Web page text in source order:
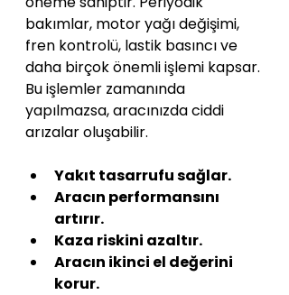
bakımlar, motor yağı değişimi,
fren kontrolü, lastik basıncı ve
daha birçok önemli işlemi kapsar.
Bu işlemler zamanında
yapılmazsa, aracınızda ciddi
arızalar oluşabilir.
Yakıt tasarrufu sağlar.
Aracın performansını
artırır.
Kaza riskini azaltır.
Aracın ikinci el değerini
korur.